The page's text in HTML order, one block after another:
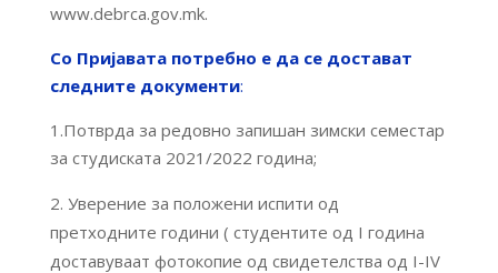
www.debrca.gov.mk.
Со Пријавата потребно е да се достават
следните документи:
1.Потврда за редовно запишан зимски семестар
за студиската 2021/2022 година;
Уверение за положени испити од
претходните години ( студентите од I година
доставуваат фотокопие од свидетелства од I-IV